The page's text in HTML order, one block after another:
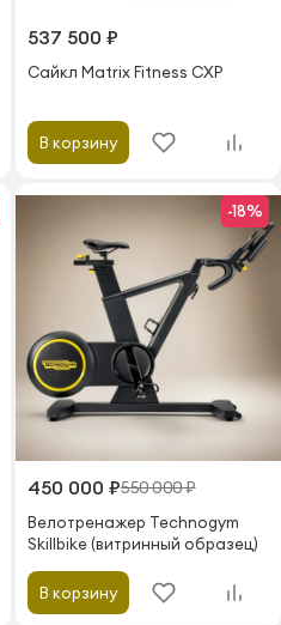
537 500 ₽
Сайкл Matrix Fitness CXP
В корзину
-18%
450 000 ₽550 000 ₽
Велотренажер Technogym
Skillbike (витринный образец)
В корзину